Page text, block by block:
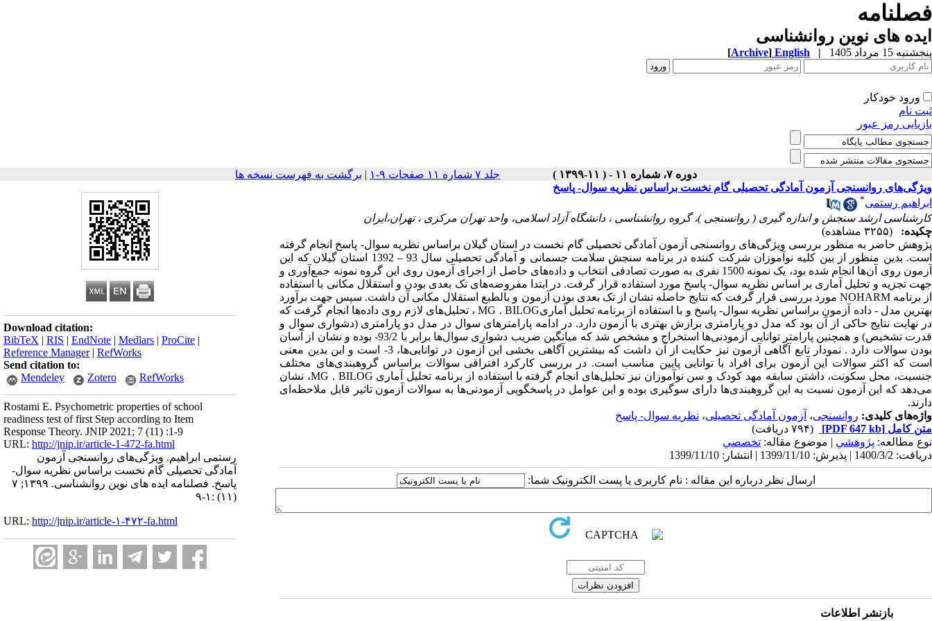
فصلنامه
ایده های نوین روانشناسی
پنجشنبه 15 مرداد 1405 |
English
[Archive]
ورود خودکار
ثبت نام
بازیابی رمز عبور
دوره ۷، شماره ۱۱ - ( ۱۱-۱۳۹۹ ) جلد ۷ شماره ۱۱ صفحات ۹-۱ | برگشت به فهرست نسخه ها
Download citation:
BibTeX | RIS | EndNote | Medlars | ProCite |
Reference Manager| RefWorks
Send citation to:
Mendeley
Zotero RefWorks
Rostami E. Psychometric properties of school
readiness test of first Step according to Item
Response Theory. JNIP 2021; 7 (11) :1-9
URL: http://jnip.ir/article-1-472-fa.html
رستمی ابراهیم. ویژگی‌های روانسنجی آزمون
آمادگی تحصیلی گام نخست براساس نظریه سوال-
پاسخ. فصلنامه ایده های نوین روانشناسی. ۱۳۹۹; ۷
(۱۱) :۱-۹
URL: http://jnip.ir/article-۱-۴۷۲-fa.html
ویژگی‌های روانسنجی آزمون آمادگی تحصیلی گام نخست براساس نظریه سوال- پاسخ
ابراهیم رستمی*
کارشناسی ارشد سنجش و اندازه گیری ( روانسنجی )، گروه روانشناسی ، دانشگاه آزاد اسلامی، واحد تهران مرکزی ، تهران،ایران
چکیده:
(۳۲۵۵ مشاهده)
پژوهش حاضر به منظور بررسی ویژگی‌های روانسنجی آزمون آمادگی تحصیلی گام نخست در استان گیلان براساس نظریه سوال- پاسخ انجام گرفته
است. بدین منظور از بین کلیه نوآموزان شرکت کننده در برنامه سنجش سلامت جسمانی و آمادگی تحصیلی سال 93
–
1392 استان گیلان که این
آزمون روی آن‌ها انجام شده بود، یک نمونه 1500 نفری به صورت تصادفی انتخاب و داده‌های حاصل از اجرای آزمون روی این گروه نمونه جمع‌آوری و
جهت تجزیه و تحلیل آماری بر اساس نظریه سوال- پاسخ مورد استفاده قرار گرفت. در ابتدا مفروضه‌های تک بعدی بودن و استقلال مکانی با استفاده
از برنامهNOHARM مورد بررسی قرار گرفت که نتایج حاصله نشان از تک بعدی بودن آزمون و بالطبع استقلال مکانی آن داشت. سپس جهت برآورد
بهترین مدل - داده آزمون براساس نظریه سوال- پاسخ و با استفاده از برنامه تحلیل آماریBILOG
.
MG، تحلیل‌های لازم روی داده‌ها انجام گرفت که
در نهایت نتایج حاکی از آن بود که مدل دو پارامتری برازش بهتری با آزمون دارد. در ادامه پارامترهای سوال در مدل دو پارامتری (دشواری سوال و
قدرت تشخیص) و همچنین پارامتر توانایی آزمودنی‌ها استخراج و مشخص شد که میانگین ضریب دشواری سوال‌ها برابر با 93/2- بوده و نشان از آسان
بودن سوالات دارد . نمودار تابع آگاهی آزمون نیز حکایت از آن داشت که بیشترین آگاهی بخشی این آزمون در توانایی‌ها، 3- است و این بدین معنی
است که اکثر سوالات این آزمون برای افراد با توانایی پایین مناسب است. در بررسی کارکرد افتراقی سوالات براساس گروهبندی‌های مختلف
جنسیت، محل سکونت، داشتن سابقه مهد کودک و سن نوآموزان نیز تحلیل‌های انجام گرفته با استفاده از برنامه تحلیل آماری BILOG
.
MG، نشان
می‌دهد که این آزمون نسبت به این گروهبندی‌ها دارای سوگیری بوده و این عوامل در پاسخگویی آزمودنی‌ها به سوالات آزمون تاثیر قابل ملاحظه‌ای
دارند.
واژه‌های کلیدی: روانسنجی، آزمون آمادگی تحصیلی، نظریه سوال- پاسخ
متن کامل [PDF 647 kb]
(۷۹۴ دریافت)
نوع مطالعه: پژوهشي | موضوع مقاله: تخصصي
دریافت: 1400/3/2 | پذیرش: 1399/11/10 | انتشار: 1399/11/10
ارسال نظر درباره این مقاله : نام کاربری یا پست الکترونیک شما:
بازنشر اطلاعات